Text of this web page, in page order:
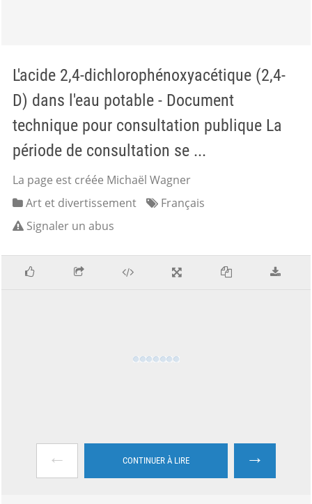
L'acide 2,4-dichlorophénoxyacétique (2,4-
D) dans l'eau potable - Document
technique pour consultation publique La
période de consultation se ...
La page est créée Michaël Wagner
Art et divertissement
Français
Signaler un abus
← CONTINUER À LIRE →